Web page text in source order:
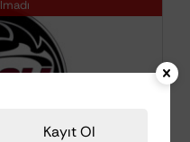
Kayıt Ol